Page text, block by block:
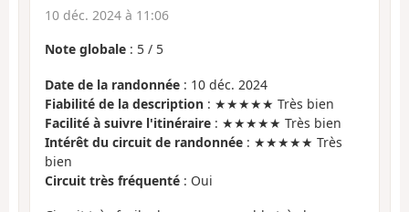
10 déc. 2024 à 11:06
Note globale : 5 / 5
Date de la randonnée : 10 déc. 2024
Fiabilité de la description : ★★★★★ Très bien
Facilité à suivre l'itinéraire : ★★★★★ Très bien
Intérêt du circuit de randonnée : ★★★★★ Très
bien
Circuit très fréquenté : Oui